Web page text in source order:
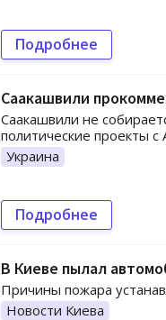
Подробнее
Саакашвили
Саакашвили не
политические проекты
Украина
Подробнее
В Киеве пылал
Причины пожара
Новости Киева